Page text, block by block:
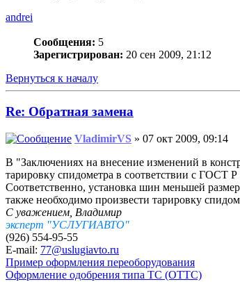
andrei
Сообщения: 5
Зарегистрирован: 20 сен 2009, 21:12
Вернуться к началу
Re: Обратная замена
VladimirVS » 07 окт 2009, 09:14
В "Заключениях на внесение изменений в
тарировку спидометра в соответствии с ГОСТ Р
Соответственно, установка шин меньшей
также необходимо произвести тарировку
С уважением, Владимир
эксперт "УСЛУГИАВТО"
(926) 554-95-55
E-mail: 77@uslugiavto.ru
Пример оформления переоборудования
Оформление одобрения типа ТС (ОТТС)